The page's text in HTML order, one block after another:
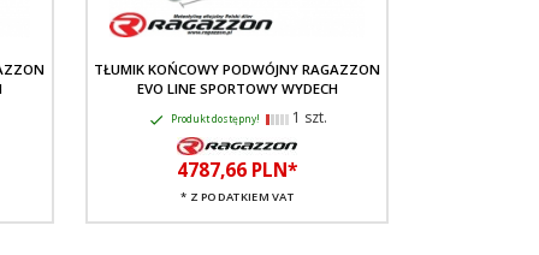
TŁUMIK KOŃCOWY PODWÓJNY RAGAZZON
EVO LINE SPORTOWY WYDECH
Produkt dostępny! 1 szt.
4787,66 PLN*
* Z PODATKIEM VAT